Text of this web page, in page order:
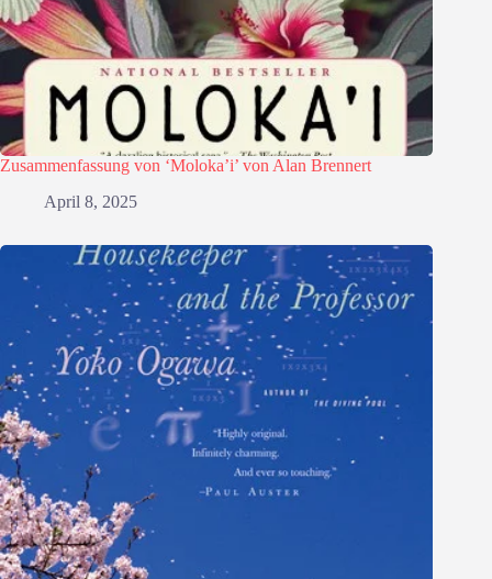
Zusammenfassung von ‘Moloka’i’ von Alan Brennert
April 8, 2025